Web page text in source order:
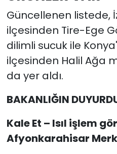
Güncellenen listede,
ilçesinden Tire-Ege
dilimli sucuk ile
ilçesinden Halil Ağa
da yer aldı.
BAKANLIĞIN
Kale Et – Isıl işlem
Afyonkarahisar